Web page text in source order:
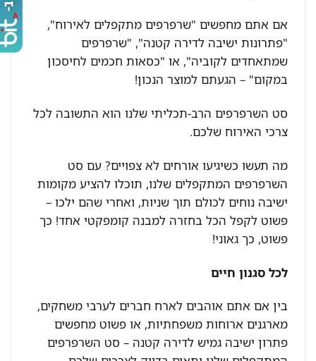
אם אתם מחפשים "שרפרפים מתקפלים לאירוח",
"פתרונות ישיבה לדירה קטנה", "שרפרפים
שמתאחדים לקוביה", או "כסאות חכמים לחיסכון
במקום" – הגעתם למוצר הנכון!
סט השרפרפים הרב-תכליתי שלנו הוא התשובה לכל
צרכי האירוח שלכם.
מה תעשו כשיגיעו אורחים לא צפויים? עם סט
השרפרפים המתקפלים שלנו, תוכלו להציע מקומות
ישיבה נוחים לכולם תוך שניות, ואחרי שהם ילכו –
פשוט לקפל הכל בחזרה למבנה קומפקטי אחד! כך
פשוט, כך גאוני!
לכל סגנון חיים
בין אם אתם אוהבים לארח חברים לערבי משחקים,
מארגנים ארוחות משפחתיות, או פשוט מחפשים
פתרון ישיבה גמיש לדירה קטנה – סט השרפרפים